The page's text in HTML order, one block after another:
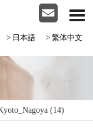
>日本語 >繁体中文
(14)